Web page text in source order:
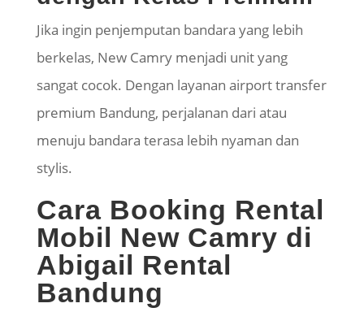
Jika ingin penjemputan bandara yang lebih
berkelas, New Camry menjadi unit yang
sangat cocok. Dengan layanan airport transfer
premium Bandung, perjalanan dari atau
menuju bandara terasa lebih nyaman dan
stylis.
Cara Booking Rental
Mobil New Camry di
Abigail Rental
Bandung